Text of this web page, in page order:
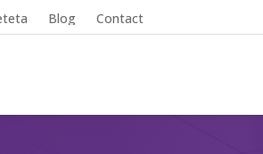
Blog Contact